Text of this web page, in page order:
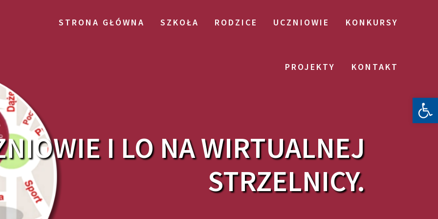
STRONA GŁÓWNA SZKOŁA RODZICE UCZNIOWIE KONKURSY
PROJEKTY KONTAKT
I LO NA WIRTUALNEJ
STRZELNICY.